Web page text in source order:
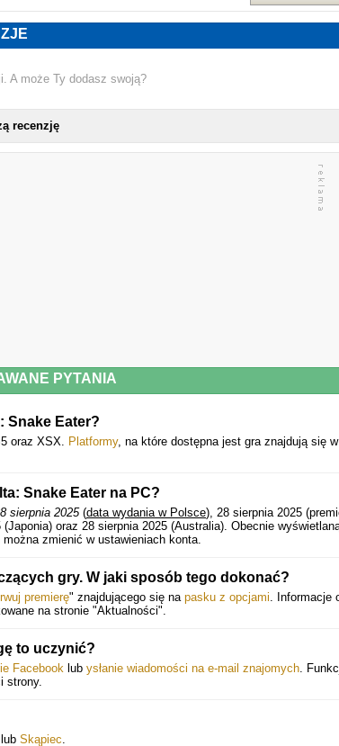
A może Ty dodasz swoją?
recenzję
PYTANIA
Snake Eater?
oraz XSX. Platformy, na które dostępna jest gra znajdują się w
Snake Eater na PC?
sierpnia 2025(data wydania w Polsce), 28 sierpnia 2025
oraz 28 sierpnia 2025 (Australia). Obecnie
zmienić w ustawieniach konta.
gry. W jaki sposób tego dokonać?
premierę" znajdującego się na pasku z opcjami. Informacje
na stronie "Aktualności".
to uczynić?
Facebook lub ysłanie wiadomości na e-mail znajomych.
strony.
lub Skąpiec.
METAL